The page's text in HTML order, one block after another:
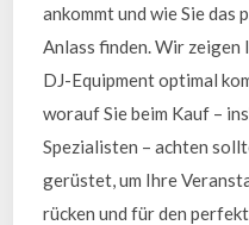
ankommt und wie Sie das
Anlass finden. Wir zeigen
DJ-Equipment optimal
worauf Sie beim Kauf –
Spezialisten – achten
gerüstet, um Ihre
rücken und für den